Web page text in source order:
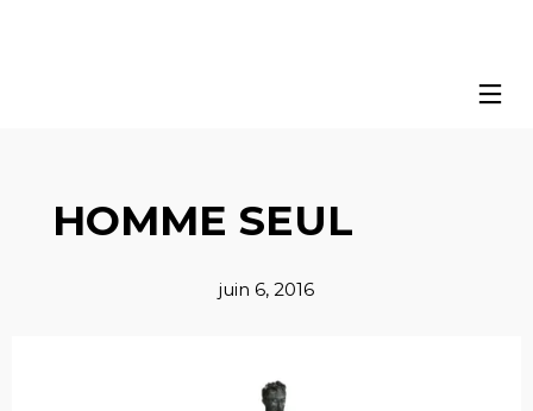
HOMME SEUL
juin 6, 2016